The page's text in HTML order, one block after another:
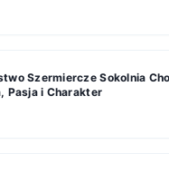
Szermiercze Sokolnia
Pasja i Charakter